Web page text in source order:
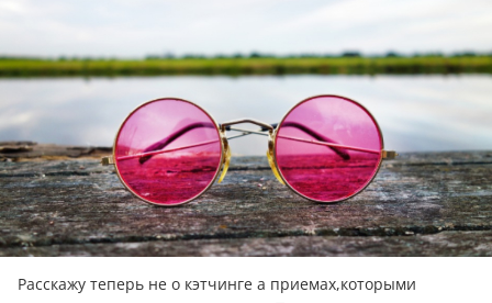
Расскажу теперь не о кэтчинге а приемах,которыми